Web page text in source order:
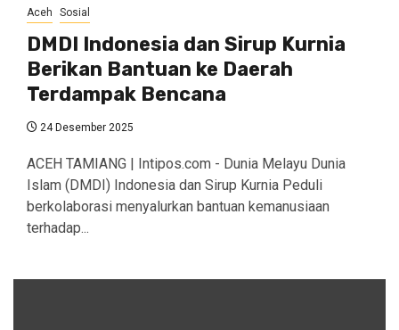
Aceh Sosial
DMDI Indonesia dan Sirup Kurnia
Berikan Bantuan ke Daerah
Terdampak Bencana
24 Desember 2025
ACEH TAMIANG | Intipos.com - Dunia Melayu Dunia
Islam (DMDI) Indonesia dan Sirup Kurnia Peduli
berkolaborasi menyalurkan bantuan kemanusiaan
terhadap...